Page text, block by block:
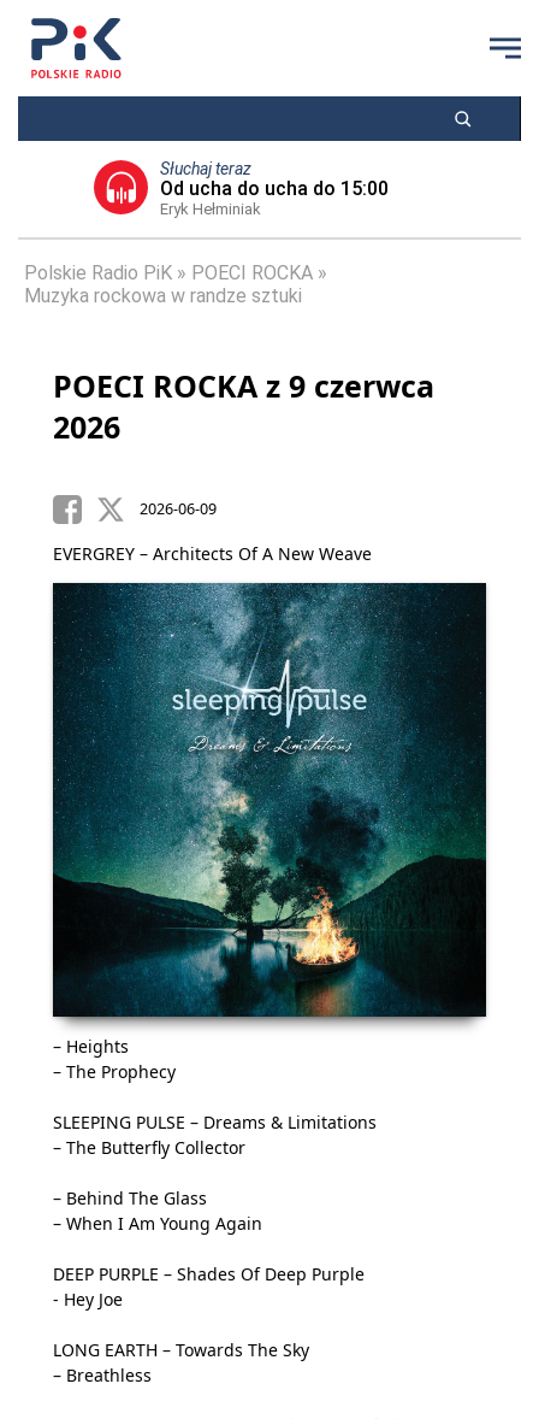
Słuchaj teraz
Od ucha do ucha do 15:00
Eryk Hełminiak
Polskie Radio PiK
POECI ROCKA
Muzyka rockowa w randze sztuki
POECI ROCKA z 9 czerwca
2026
2026-06-09
EVERGREY – Architects Of A New Weave
– Heights
– The Prophecy
SLEEPING PULSE – Dreams & Limitations
– The Butterfly Collector
– Behind The Glass
– When I Am Young Again
DEEP PURPLE – Shades Of Deep Purple
- Hey Joe
LONG EARTH – Towards The Sky
– Breathless